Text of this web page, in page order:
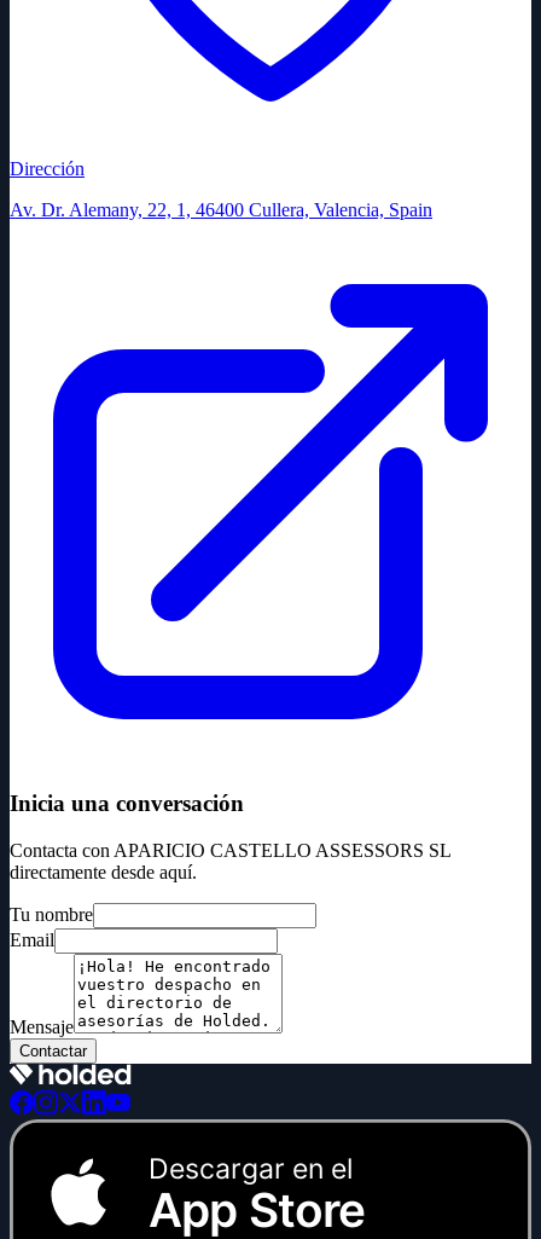
Dirección
Av. Dr. Alemany, 22, 1, 46400 Cullera, Valencia, Spain
Inicia una conversación
Contacta con APARICIO CASTELLO ASSESSORS SL
directamente desde aquí.
Tu nombre
Email
Mensaje
Contactar
Descargar en el
App Store